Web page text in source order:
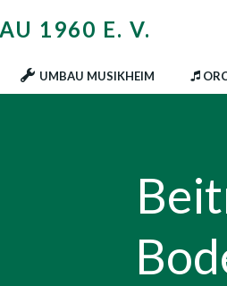
1960 E. V.
UMBAU MUSIKHEIM